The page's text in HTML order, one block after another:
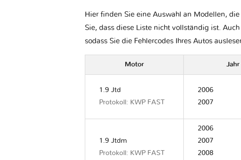
Hier finden Sie eine Auswahl an Modellen,
Sie, dass diese Liste nicht vollständig ist.
sodass Sie die Fehlercodes Ihres Autos
Motor Jahr
1.9 Jtd
Protokoll: KWP FAST
2006
2007
1.9 Jtdm
Protokoll: KWP FAST
2006
2007
2008